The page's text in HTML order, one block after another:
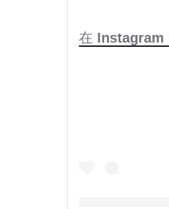
在 Instagram